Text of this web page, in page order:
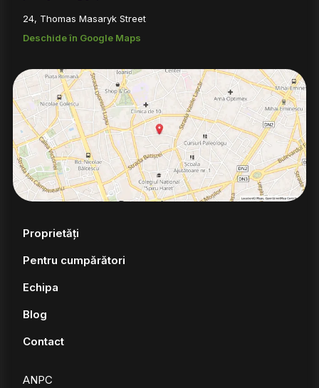
24, Thomas Masaryk Street
Deschide în Google Maps
Proprietăți
Pentru cumpărători
Echipa
Blog
Contact
ANPC